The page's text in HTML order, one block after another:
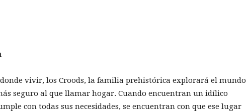
vivir, los Croods, la familia prehistórica explorará el mundo
seguro al que llamar hogar. Cuando encuentran un idílico
con todas sus necesidades, se encuentran con que ese lugar